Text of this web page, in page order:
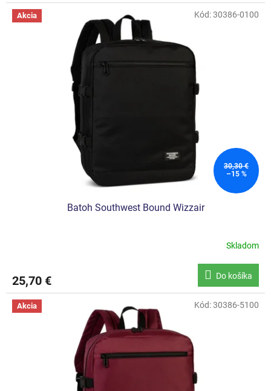
Akcia
30,30 €
–15 %
Batoh Southwest Bound Wizzair
Skladom
25,70 € Do košíka
Kód:30386-0100
Akcia Kód:30386-5100